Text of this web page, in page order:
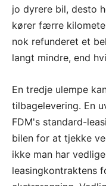
jo dyrere bil, desto
kører færre
nok refunderet et
langt mindre, end
En tredje ulempe
tilbagelevering. En
FDM's standard-
bilen for at tjekke
ikke man har
leasingkontraktens